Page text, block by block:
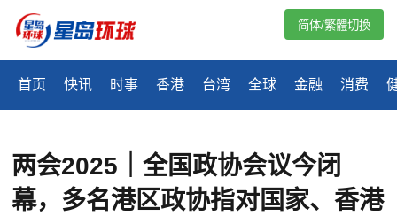
首页 快讯 时事 香港 台湾 全球 金融 消费
简体/繁體切換
两会2025｜全国政协会议今闭
幕，多名港区政协指对国家、香港